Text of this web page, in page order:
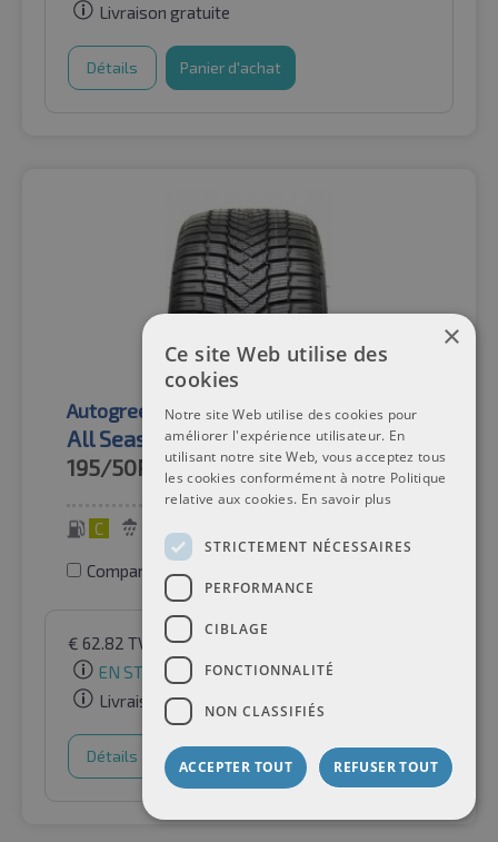
Livraison gratuite
Détails Panier d'achat
Autogreen Pneus toutes saisons
All Season Versat AS2 3PMSF TL
195/50R1582V
C
Comparer les pneus
€ 62.82 TVA incluse
EN STOCK
Livraison gratuite
Détails
×
Ce site Web utilise des
cookies
Notre site Web utilise des cookies pour
améliorer l'expérience utilisateur. En
utilisant notre site Web, vous acceptez tous
les cookies conformément à notre Politique
relative aux cookies. En savoir plus
STRICTEMENT NÉCESSAIRES
PERFORMANCE
CIBLAGE
FONCTIONNALITÉ
NON CLASSIFIÉS
ACCEPTER TOUT REFUSER TOUT